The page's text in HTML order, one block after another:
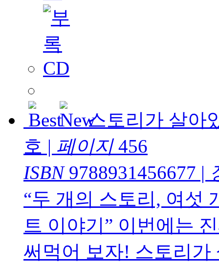
스토리가 살아
호 | 페이지456
ISBN9788931456677 |
“두 개의 스토리, 여섯
트 이야기” 이번에는
써먹어 보자! 스토리가